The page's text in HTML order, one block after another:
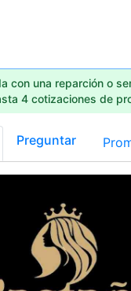
con una reparción o
4 cotizaciones de
Preguntar